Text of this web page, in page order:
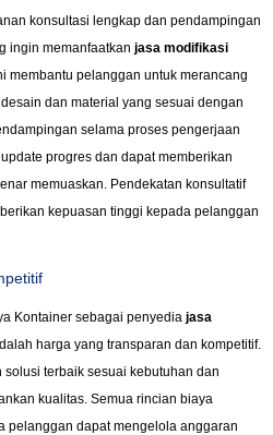
konsultasi lengkap dan pendampingan
ingin memanfaatkan jasa modifikasi
membantu pelanggan untuk merancang
dan material yang sesuai dengan
selama proses pengerjaan
progres dan dapat memberikan
memuaskan. Pendekatan konsultatif
kepuasan tinggi kepada pelanggan
Kontainer sebagai penyedia jasa
harga yang transparan dan kompetitif.
terbaik sesuai kebutuhan dan
kualitas. Semua rincian biaya
pelanggan dapat mengelola anggaran